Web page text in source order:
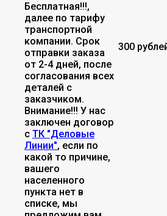
Бесплатная!!!,
далее по тарифу
транспортной
компании. Срок
отправки заказа
от 2-4 дней, после
согласования всех
деталей с
заказчиком.
Внимание!!! У нас
заключен договор
с ТК "Деловые
Линии", если по
какой то причине,
вашего
населенного
пункта нет в
списке, мы
300